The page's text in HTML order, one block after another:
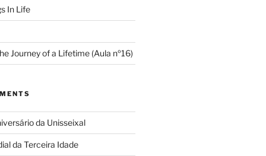
In Life
Journey of a Lifetime (Aula nº16)
da Unisseixal
da Terceira Idade